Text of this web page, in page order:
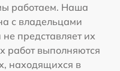
работаем. Наша
с владельцами
представляет их
работ выполняются
находящихся в